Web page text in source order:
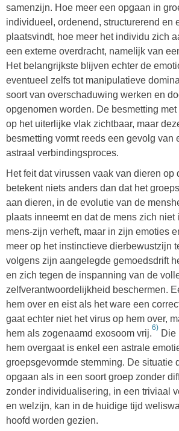
samenzijn. Hoe meer een opgaan in
individueel, ordenend, structurerend en
plaatsvindt, hoe meer het individu zich
een externe overdracht, namelijk van
Het belangrijkste blijven echter de
eventueel zelfs tot manipulatieve
soort van overschaduwing werken en
opgenomen worden. De besmetting
op het uiterlijke vlak zichtbaar, maar
besmetting vormt reeds een gevolg van
astraal verbindingsproces.
Het feit dat virussen vaak van dieren op
betekent niets anders dan dat het
aan dieren, in de evolutie van de
plaats inneemt en dat de mens zich niet
mens-zijn verheft, maar in zijn emoties
meer op het instinctieve dierbewustzijn
volgens zijn aangelegde gemoedsdrift
en zich tegen de inspanning van de
zelfverantwoordelijkheid beschermen.
hem over en eist als het ware een
gaat echter niet het virus op hem over,
hem als zogenaamd exosoom vrij.
6)
Die
hem overgaat is enkel een astrale
groepsgevormde stemming. De situatie
opgaan als in een soort groep zonder
zonder individualisering, in een triviaal
en welzijn, kan in de huidige tijd
hoofd worden gezien.